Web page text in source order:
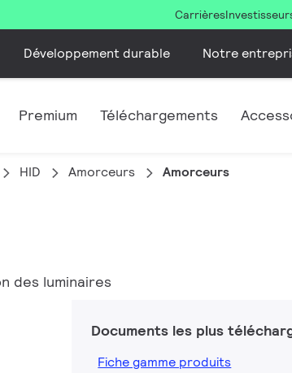
Carrières
Développement durable Notre
Premium Téléchargements
HID Amorceurs Amorceurs
des luminaires
Documents les plus
Fiche gamme produits